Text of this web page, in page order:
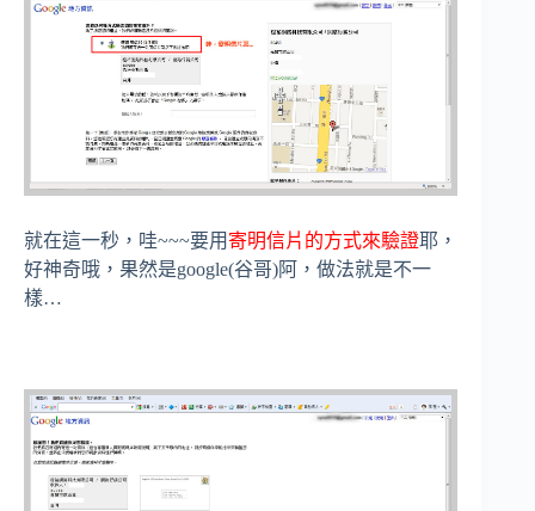
就在這一秒，哇~~~要用 寄明信片的方式來驗證耶，
好神奇哦，果然是google(谷哥)阿，做法就是不一
樣…